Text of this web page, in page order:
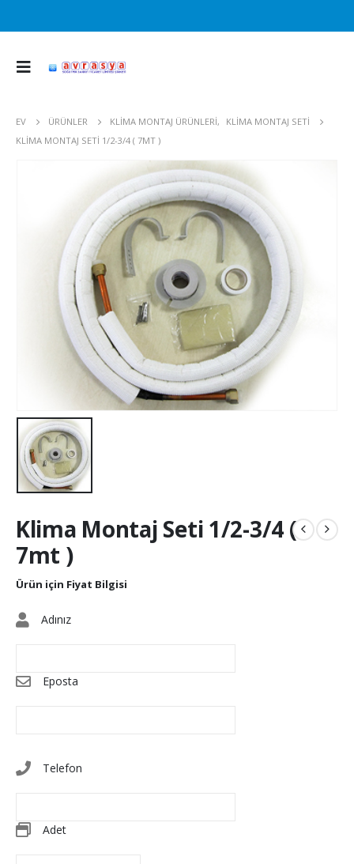
EV ÜRÜNLER KLIMA MONTAJ ÜRÜNLERI,
KLIMA MONTAJ SETI
KLIMA MONTAJ SETI 1/2-3/4 ( 7MT )
Klima Montaj Seti 1/2-3/4 (
7mt )
Ürün için Fiyat Bilgisi
Adınız
Eposta
Telefon
Adet